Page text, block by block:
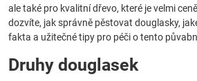
ale také pro kvalitní dřevo, které je velmi
dozvíte, jak správně pěstovat douglasky,
fakta a užitečné tipy pro péči o tento
Druhy douglasek